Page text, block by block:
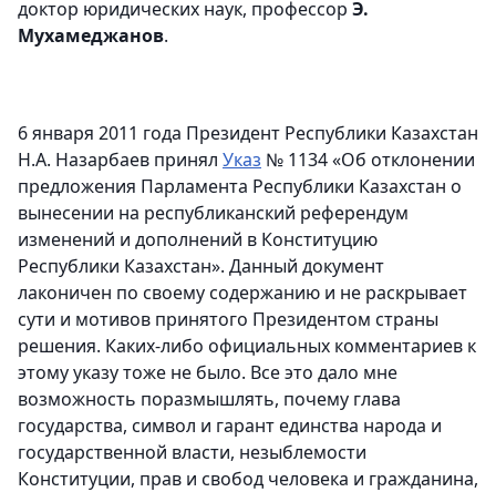
доктор юридических наук, профессор Э.
Мухамеджанов.
6 января 2011 года Президент Республики Казахстан
Н.А. Назарбаев принял Указ № 1134 «Об отклонении
предложения Парламента Республики Казахстан о
вынесении на республиканский референдум
изменений и дополнений в Конституцию
Республики Казахстан». Данный документ
лаконичен по своему содержанию и не раскрывает
сути и мотивов принятого Президентом страны
решения. Каких-либо официальных комментариев к
этому указу тоже не было. Все это дало мне
возможность поразмышлять, почему глава
государства, символ и гарант единства народа и
государственной власти, незыблемости
Конституции, прав и свобод человека и гражданина,